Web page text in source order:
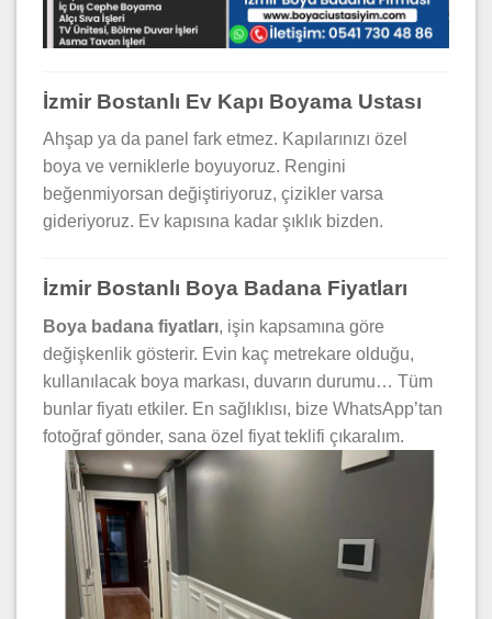
İzmir Bostanlı Ev Kapı Boyama Ustası
Ahşap ya da panel fark etmez. Kapılarınızı özel
boya ve verniklerle boyuyoruz. Rengini
beğenmiyorsan değiştiriyoruz, çizikler varsa
gideriyoruz. Ev kapısına kadar şıklık bizden.
İzmir Bostanlı Boya Badana Fiyatları
Boya badana fiyatları, işin kapsamına göre
değişkenlik gösterir. Evin kaç metrekare olduğu,
kullanılacak boya markası, duvarın durumu… Tüm
bunlar fiyatı etkiler. En sağlıklısı, bize WhatsApp’tan
fotoğraf gönder, sana özel fiyat teklifi çıkaralım.